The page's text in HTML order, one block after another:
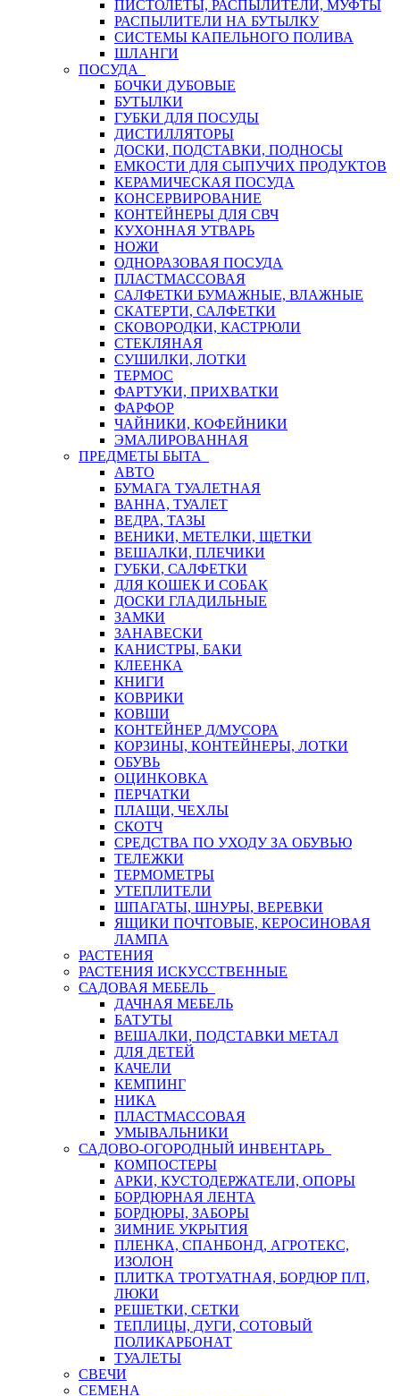
ПИСТОЛЕТЫ, РАСПЫЛИТЕЛИ, МУФТЫ
РАСПЫЛИТЕЛИ НА БУТЫЛКУ
СИСТЕМЫ КАПЕЛЬНОГО ПОЛИВА
ШЛАНГИ
ПОСУДА
БОЧКИ ДУБОВЫЕ
БУТЫЛКИ
ГУБКИ ДЛЯ ПОСУДЫ
ДИСТИЛЛЯТОРЫ
ДОСКИ, ПОДСТАВКИ, ПОДНОСЫ
ЕМКОСТИ ДЛЯ СЫПУЧИХ ПРОДУКТОВ
КЕРАМИЧЕСКАЯ ПОСУДА
КОНСЕРВИРОВАНИЕ
КОНТЕЙНЕРЫ ДЛЯ СВЧ
КУХОННАЯ УТВАРЬ
НОЖИ
ОДНОРАЗОВАЯ ПОСУДА
ПЛАСТМАССОВАЯ
САЛФЕТКИ БУМАЖНЫЕ, ВЛАЖНЫЕ
СКАТЕРТИ, САЛФЕТКИ
СКОВОРОДКИ, КАСТРЮЛИ
СТЕКЛЯНАЯ
СУШИЛКИ, ЛОТКИ
ТЕРМОС
ФАРТУКИ, ПРИХВАТКИ
ФАРФОР
ЧАЙНИКИ, КОФЕЙНИКИ
ЭМАЛИРОВАННАЯ
ПРЕДМЕТЫ БЫТА
АВТО
БУМАГА ТУАЛЕТНАЯ
ВАННА, ТУАЛЕТ
ВЕДРА, ТАЗЫ
ВЕНИКИ, МЕТЕЛКИ, ЩЕТКИ
ВЕШАЛКИ, ПЛЕЧИКИ
ГУБКИ, САЛФЕТКИ
ДЛЯ КОШЕК И СОБАК
ДОСКИ ГЛАДИЛЬНЫЕ
ЗАМКИ
ЗАНАВЕСКИ
КАНИСТРЫ, БАКИ
КЛЕЕНКА
КНИГИ
КОВРИКИ
КОВШИ
КОНТЕЙНЕР Д/МУСОРА
КОРЗИНЫ, КОНТЕЙНЕРЫ, ЛОТКИ
ОБУВЬ
ОЦИНКОВКА
ПЕРЧАТКИ
ПЛАЩИ, ЧЕХЛЫ
СКОТЧ
СРЕДСТВА ПО УХОДУ ЗА ОБУВЬЮ
ТЕЛЕЖКИ
ТЕРМОМЕТРЫ
УТЕПЛИТЕЛИ
ШПАГАТЫ, ШНУРЫ, ВЕРЕВКИ
ЯЩИКИ ПОЧТОВЫЕ, КЕРОСИНОВАЯ
ЛАМПА
РАСТЕНИЯ
РАСТЕНИЯ ИСКУССТВЕННЫЕ
САДОВАЯ МЕБЕЛЬ
ДАЧНАЯ МЕБЕЛЬ
БАТУТЫ
ВЕШАЛКИ, ПОДСТАВКИ МЕТАЛ
ДЛЯ ДЕТЕЙ
КАЧЕЛИ
КЕМПИНГ
НИКА
ПЛАСТМАССОВАЯ
УМЫВАЛЬНИКИ
САДОВО-ОГОРОДНЫЙ ИНВЕНТАРЬ
КОМПОСТЕРЫ
АРКИ, КУСТОДЕРЖАТЕЛИ, ОПОРЫ
БОРДЮРНАЯ ЛЕНТА
БОРДЮРЫ, ЗАБОРЫ
ЗИМНИЕ УКРЫТИЯ
ПЛЕНКА, СПАНБОНД, АГРОТЕКС,
ИЗОЛОН
ПЛИТКА ТРОТУАТНАЯ, БОРДЮР П/П,
ЛЮКИ
РЕШЕТКИ, СЕТКИ
ТЕПЛИЦЫ, ДУГИ, СОТОВЫЙ
ПОЛИКАРБОНАТ
ТУАЛЕТЫ
СВЕЧИ
СЕМЕНА